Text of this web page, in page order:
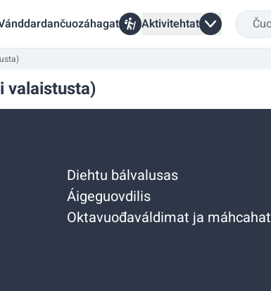
Aktivitehtat
valaistusta)
Diehtu bálvalusas
Áigeguovdilis
Oktavuođaváldimat ja máhcahat